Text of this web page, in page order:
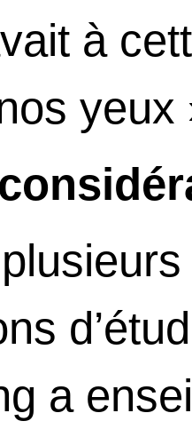
à
yeux
a